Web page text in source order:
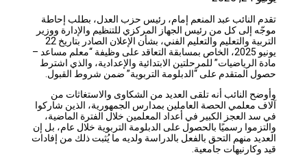
النائب عبد المنعم إمام، رئيس حزب العدل، بطلب إحاطة
إلى كل من رئيس الجهاز المركزي للتنظيم والإدارة ووزير
التربية والتعليم والتعليم الفني، بشأن الإعلان الصادر بتاريخ 22
يونيو 2025، الخاص بمسابقة التعاقد على وظيفة “معلم مساعد –
الرياضيات” للمرحلتين الابتدائية والإعدادية، والذي اشترط
المتقدم على “الدبلومة التربوية” ضمن شروط القبول.
النائب أنه تلقى العديد من الشكاوى والاستغاثات من
معلمي الحصة العاملين بمدارس الجمهورية، الذين شاركوا
العجز الكبير في أعداد المعلمين خلال الفترة الماضية،
رسميًا بالحصول على الدبلومة التربوية خلال عام، بل إن
منهم التحق بالفعل بالدراسة ولديه ما يُثبت ذلك من إفادات
جامعية.